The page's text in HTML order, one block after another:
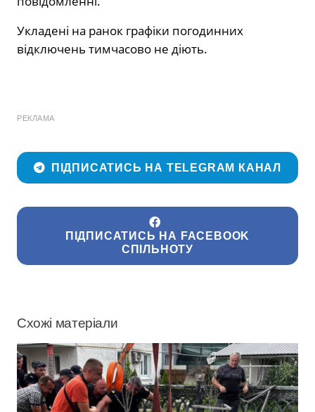
Укладені на ранок графіки погодинних
відключень тимчасово не діють.
РЕКЛАМА
ПІДПИСАТИСЬ НА TELEGRAM КАНАЛ
ПІДПИСАТИСЬ НА FACEBOOK
СПІЛЬНОТУ
Схожі матеріали